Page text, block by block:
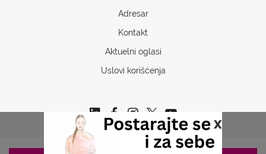
x
Adresar
Kontakt
Aktuelni oglasi
Uslovi korišćenja